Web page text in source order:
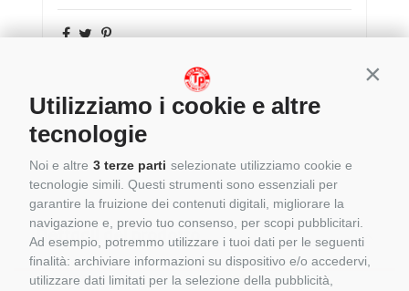
Utilizziamo i cookie e altre
tecnologie
Noi e altre 3 terze parti selezionate utilizziamo cookie e
tecnologie simili. Questi strumenti sono essenziali per
garantire la fruizione dei contenuti digitali, migliorare la
navigazione e, previo tuo consenso, per scopi pubblicitari.
Ad esempio, potremmo utilizzare i tuoi dati per le seguenti
finalità: archiviare informazioni su dispositivo e/o accedervi,
utilizzare dati limitati per la selezione della pubblicità,
Dettagli del prodotto